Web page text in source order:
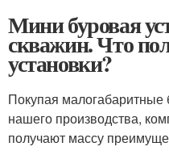
Мини буровая
скважин. Что
установки?
Покупая малогабаритные
нашего производства,
получают массу